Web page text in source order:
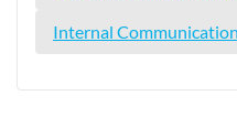
Internal